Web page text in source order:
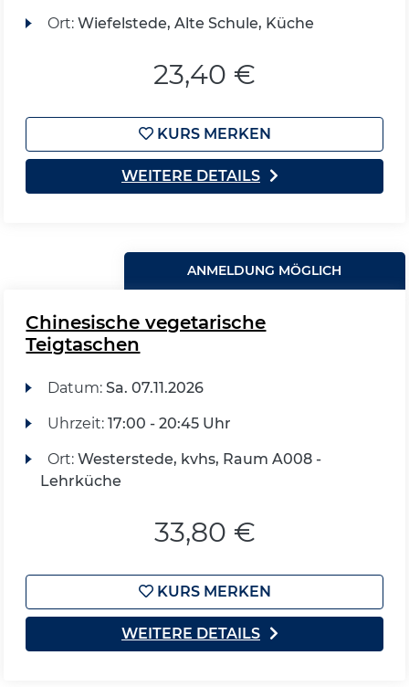
Ort: Wiefelstede, Alte Schule, Küche
23,40 €
KURS MERKEN
WEITERE DETAILS
ANMELDUNG MÖGLICH
Chinesische vegetarische
Teigtaschen
Datum: Sa. 07.11.2026
Uhrzeit: 17:00 - 20:45 Uhr
Ort: Westerstede, kvhs, Raum A008 -
Lehrküche
33,80 €
KURS MERKEN
WEITERE DETAILS